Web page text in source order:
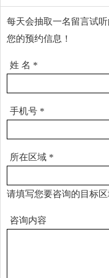
每天会抽取一名留言试
您的预约信息！
姓 名 *
手机号 *
所在区域 *
请填写您要咨询的目标
咨询内容